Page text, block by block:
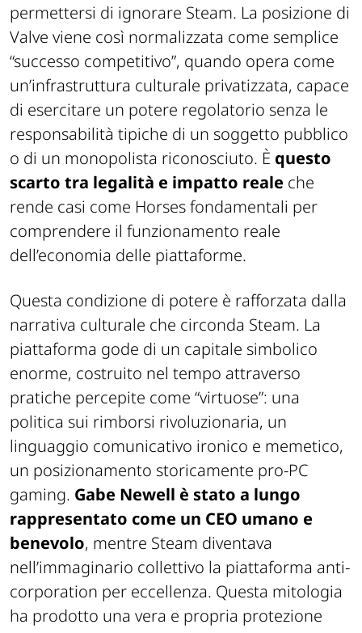
permettersi di ignorare Steam. La posizione di
Valve viene così normalizzata come semplice
“successo competitivo”, quando opera come
un’infrastruttura culturale privatizzata, capace
di esercitare un potere regolatorio senza le
responsabilità tipiche di un soggetto pubblico
o di un monopolista riconosciuto. È questo
scarto tra legalità e impatto reale che
rende casi come Horsesfondamentali per
comprendere il funzionamento reale
dell’economia delle piattaforme.
Questa condizione di potere è rafforzata dalla
narrativa culturale che circonda Steam. La
piattaforma gode di un capitale simbolico
enorme, costruito nel tempo attraverso
pratiche percepite come “virtuose”: una
politica sui rimborsi rivoluzionaria, un
linguaggio comunicativo ironico e memetico,
un posizionamento storicamente pro-PC
gaming. Gabe Newell è stato a lungo
rappresentato come un CEO umano e
benevolo, mentre Steam diventava
nell’immaginario collettivo la piattaforma anti-
corporation per eccellenza. Questa mitologia
ha prodotto una vera e propria protezione